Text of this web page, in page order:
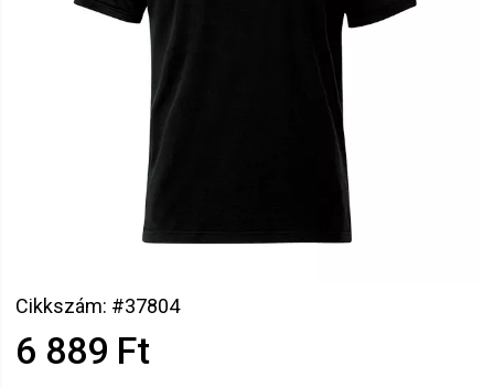
Cikkszám: #37804
6 889 Ft